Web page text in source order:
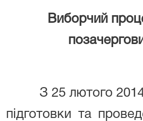
Виборчий
З 25 лютого
підготовки та